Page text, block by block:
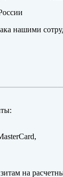
нашими
на